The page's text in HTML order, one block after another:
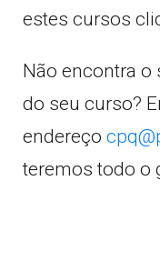
estes cursos
Não encontra o
do seu curso?
endereço
teremos todo o